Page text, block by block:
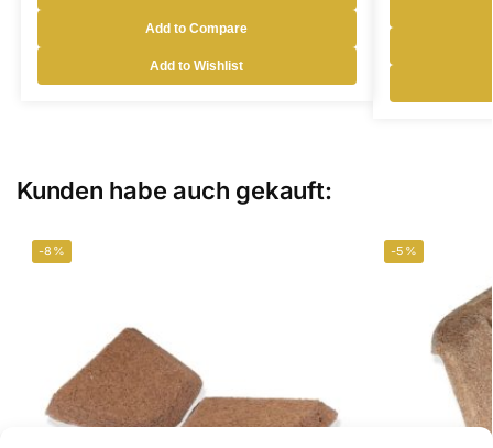
Add to Compare
Add to Wishlist
Kunden habe auch gekauft:
-8% -5%